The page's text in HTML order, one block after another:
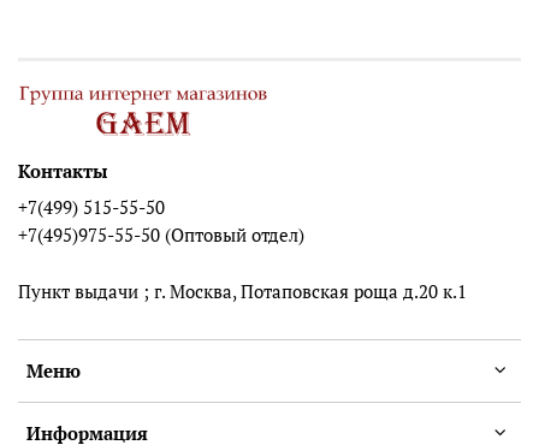
Меню
Информация
Контакты
+7(499) 515-55-50
+7(495)975-55-50 (Оптовый отдел)
Пункт выдачи ; г. Москва, Потаповская роща д.20 к.1